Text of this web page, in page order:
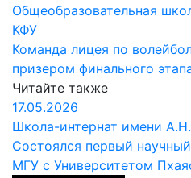
Общеобразовательная
КФУ
Команда лицея по
призером финального
Читайте также
17.05.2026
Школа-интернат имени
Состоялся первый
МГУ с Университетом